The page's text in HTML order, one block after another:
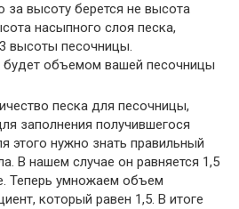
за высоту берется не высота
насыпного слоя песка,
высоты песочницы.
будет объемом вашей песочницы
песка для песочницы,
заполнения получившегося
этого нужно знать правильный
В нашем случае он равняется 1,5
Теперь умножаем объем
который равен 1,5. В итоге